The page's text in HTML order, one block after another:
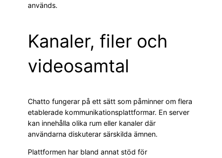
används.
Kanaler, filer och
videosamtal
Chatto fungerar på ett sätt som påminner om flera
etablerade kommunikationsplattformar. En server
kan innehålla olika rum eller kanaler där
användarna diskuterar särskilda ämnen.
Plattformen har bland annat stöd för